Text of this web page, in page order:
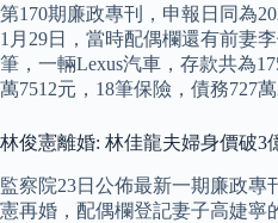
第170期廉政專刊，申報日同為
1月29日，當時配偶欄還有前妻
筆，一輛Lexus汽車，存款共為
萬7512元，18筆保險，債務727萬
林俊憲離婚: 林佳龍夫婦身價破3
監察院23日公佈最新一期廉政專
憲再婚，配偶欄登記妻子高婕寧